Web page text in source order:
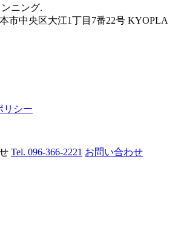
ニング.
市中央区大江1丁目7番22号 KYOPLA
リシー
Tel. 096-366-2221 お問い合わせ